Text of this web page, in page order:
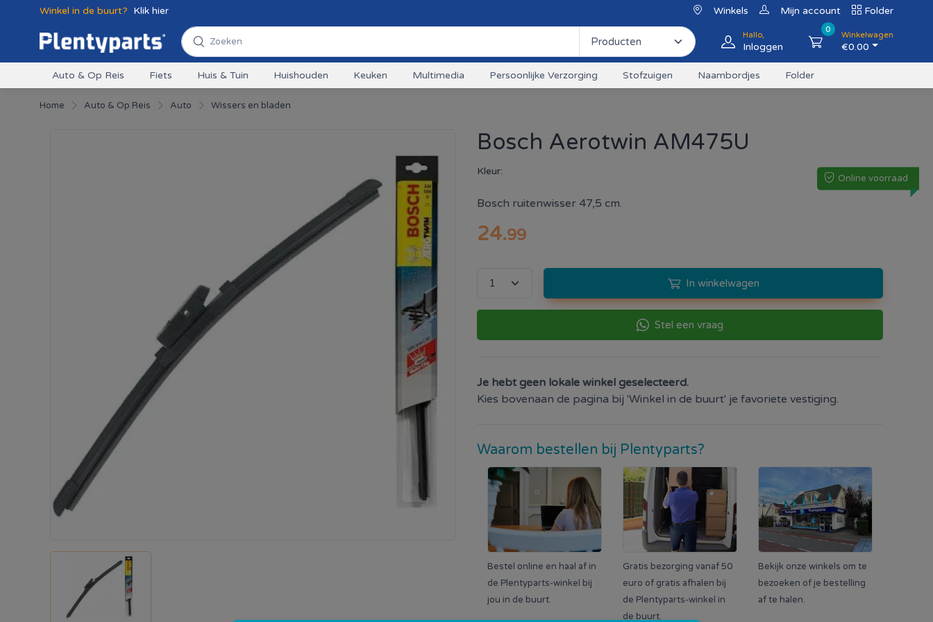
Winkel in de buurt? Klik hier Winkels Mijn account Folder
Hallo,
Inloggen
0
Winkelwagen
€0.00
Auto & Op Reis Fiets Huis & Tuin Huishouden Keuken Multimedia Persoonlijke Verzorging Stofzuigen Naambordjes Folder
Home Auto & Op Reis Auto Wissers en bladen
Bosch Aerotwin AM475U
Kleur:
Online voorraad
Bosch ruitenwisser 47,5 cm.
24.99
In winkelwagen
Stel een vraag
Je hebt geen lokale winkel geselecteerd.
Kies bovenaan de pagina bij 'Winkel in de buurt' je favoriete vestiging.
Waarom bestellen bij Plentyparts?
Bestel online en haal af in
de Plentyparts-winkel bij
jou in de buurt.
Gratis bezorging vanaf 50
euro of gratis afhalen bij
de Plentyparts-winkel in
de buurt.
Bekijk onze winkels om te
bezoeken of je bestelling
af te halen.